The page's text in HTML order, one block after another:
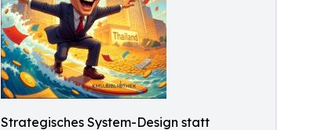
Strategisches System-Design statt